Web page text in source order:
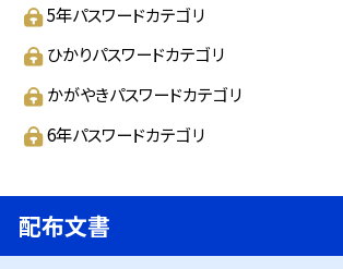
5年パスワードカテゴリ
ひかりパスワードカテゴリ
かがやきパスワードカテゴリ
6年パスワードカテゴリ
配布文書